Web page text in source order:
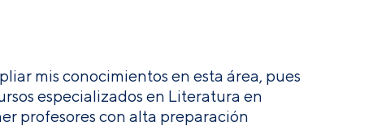
mis conocimientos en esta área, pues
especializados en Literatura en
profesores con alta preparación